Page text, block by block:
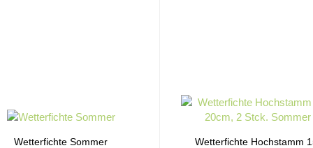
Wetterfichte Sommer
Wetterfichte Hochstamm